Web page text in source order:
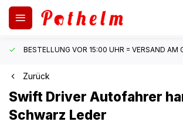
BESTELLUNG VOR 15:00 UHR = VERSAND AM
Zurück
Swift Driver Autofahrer
Schwarz Leder